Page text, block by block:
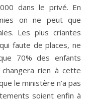
dans le privé. En
on ne peut que
Les plus criantes
faute de places, ne
70% des enfants
changera rien à cette
le ministère n’a pas
soient enfin à